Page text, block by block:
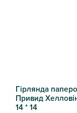
Гірлянда
Привид
14 * 14